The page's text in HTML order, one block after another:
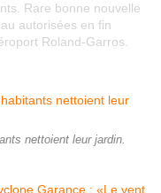
Rare bonne nouvelle
autorisées en fin
Roland-Garros.
nettoient leur jardin.